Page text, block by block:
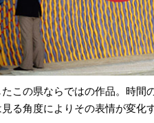
この県ならではの作品。時間
る角度によりその表情が変化す